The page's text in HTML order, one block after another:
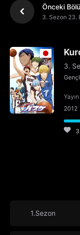
Önceki
3. Sezon 23.
3.
Yayın
2012
3
1.Sezon